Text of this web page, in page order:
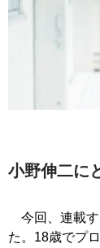
小野伸二に
今回、連載す
た。18歳でプ